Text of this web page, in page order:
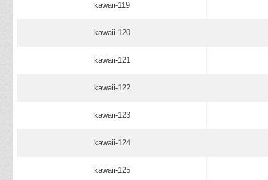
kawaii-119
kawaii-120
kawaii-121
kawaii-122
kawaii-123
kawaii-124
kawaii-125